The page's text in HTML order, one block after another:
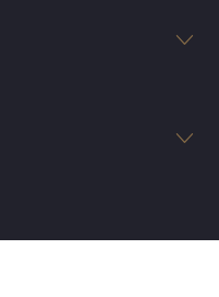
naszych ekspertów.
i zapoznaj się z